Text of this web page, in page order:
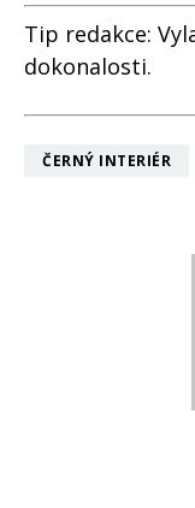
Tip redakce:
dokonalosti.
ČERNÝ INTERIÉR